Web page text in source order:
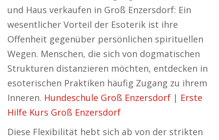
und Haus verkaufen in Groß Enzersdorf: Ein
wesentlicher Vorteil der Esoterik ist ihre
Offenheit gegenüber persönlichen spirituellen
Wegen. Menschen, die sich von dogmatischen
Strukturen distanzieren möchten, entdecken in
esoterischen Praktiken häufig Zugang zu ihrem
Inneren. Hundeschule Groß Enzersdorf | Erste
Hilfe Kurs Groß Enzersdorf
Diese Flexibilität hebt sich ab von der strikten